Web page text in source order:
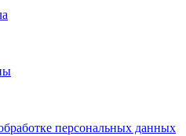
персональных данных